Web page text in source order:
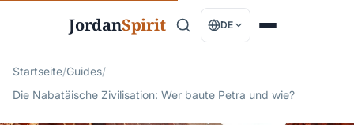
JordanSpirit DE
Startseite/Guides/
Die Nabatäische Zivilisation: Wer baute Petra und wie?